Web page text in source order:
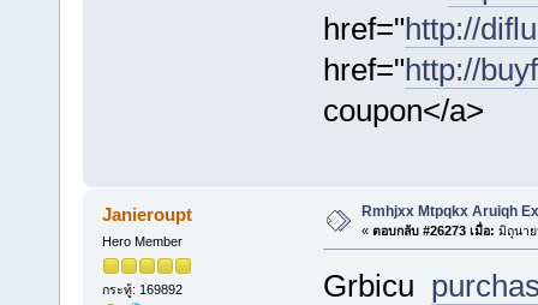
href="http://
href="http://
coupon</a>
Janieroupt
Hero Member
กระทู้: 169892
Rmhjxx Mtpqkx Aruiqh
« ตอบกลับ #26273 เมื่อ: มิถุนาย
Grbicu